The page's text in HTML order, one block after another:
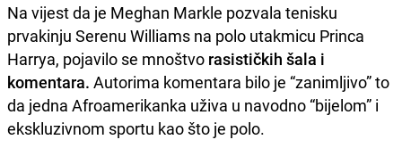
Na vijest da je Meghan Markle pozvala tenisku
prvakinju Serenu Williams na polo utakmicu Princa
Harrya, pojavilo se mnoštvo rasističkih šala i
komentara. Autorima komentara bilo je “zanimljivo” to
da jedna Afroamerikanka uživa u navodno “bijelom” i
ekskluzivnom sportu kao što je polo.